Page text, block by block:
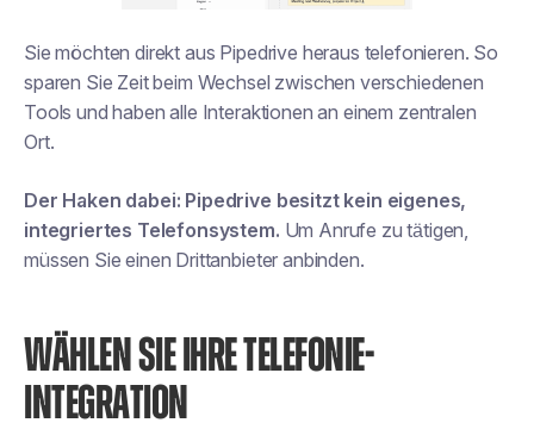
Sie möchten direkt aus Pipedrive heraus telefonieren. So
sparen Sie Zeit beim Wechsel zwischen verschiedenen
Tools und haben alle Interaktionen an einem zentralen
Ort.
Der Haken dabei: Pipedrive besitzt kein eigenes,
integriertes Telefonsystem. Um Anrufe zu tätigen,
müssen Sie einen Drittanbieter anbinden.
WÄHLEN SIE IHRE TELEFONIE-
INTEGRATION